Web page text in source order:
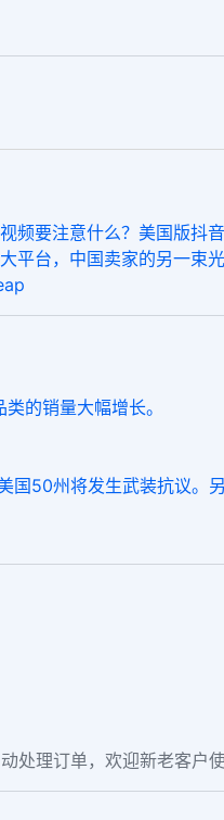
要注意什么？美国版抖
平台，中国卖家的另一
的销量大幅增长。
50州将发生武装抗议。
处理订单，欢迎新老客户使